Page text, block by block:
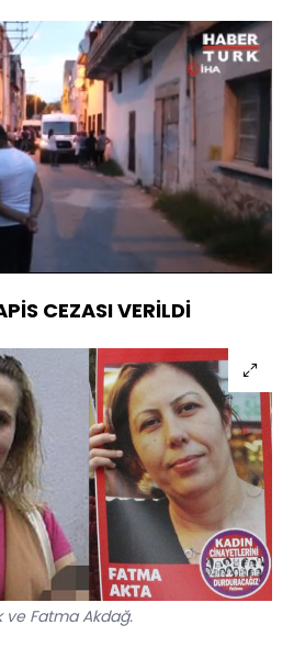
Oynatma
Hızı
CEZASI VERİLDİ
ve Fatma Akdağ.